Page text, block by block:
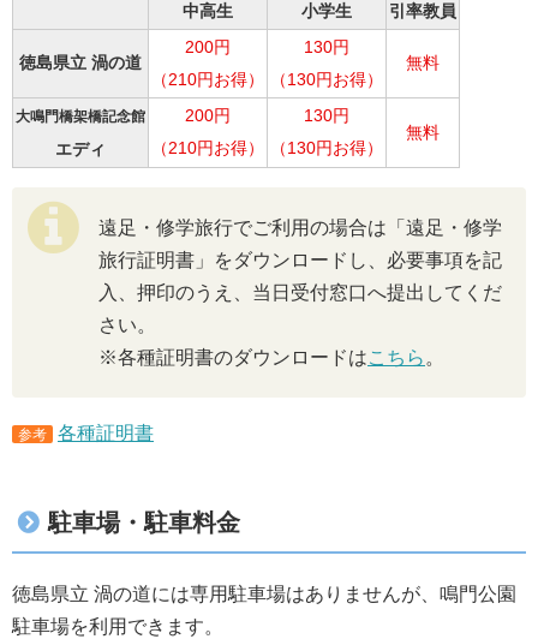
中高生 小学生 引率教員
徳島県立 渦の道
200円
（210円お得）
130円
（130円お得）
無料
大鳴門橋架橋記念館
エディ
200円
（210円お得）
130円
（130円お得）
無料
遠足・修学旅行でご利用の場合は「遠足・修学
旅行証明書」をダウンロードし、必要事項を記
入、押印のうえ、当日受付窓口へ提出してくだ
さい。
※各種証明書のダウンロードはこちら 。
参考 各種証明書
駐車場・駐車料金
徳島県立 渦の道には専用駐車場はありませんが、鳴門公園
駐車場を利用できます。